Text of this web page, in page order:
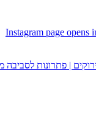
Instagram page opens